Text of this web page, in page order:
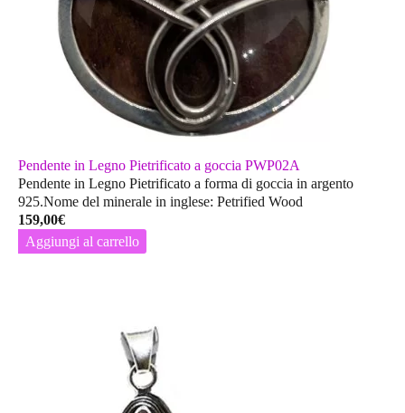
Pendente in Legno Pietrificato a goccia PWP02A
Pendente in Legno Pietrificato a forma di goccia in argento
925.Nome del minerale in inglese: Petrified Wood
159,00€
Aggiungi al carrello